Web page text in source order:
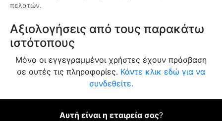
πελατών.
Αξιολογήσεις από τους παρακάτω
ιστότοπους
Μόνο οι εγγεγραμμένοι χρήστες έχουν πρόσβαση
σε αυτές τις πληροφορίες. Κάντε κλικ εδώ για να
συνδεθείτε.
Αυτή είναι η εταιρεία σας?